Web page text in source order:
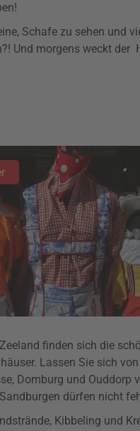
Schafe zu sehen und
Und morgens weckt der
finden sich die
Lassen Sie sich
Domburg und Ouddorp
dürfen nicht
Kibbeling und